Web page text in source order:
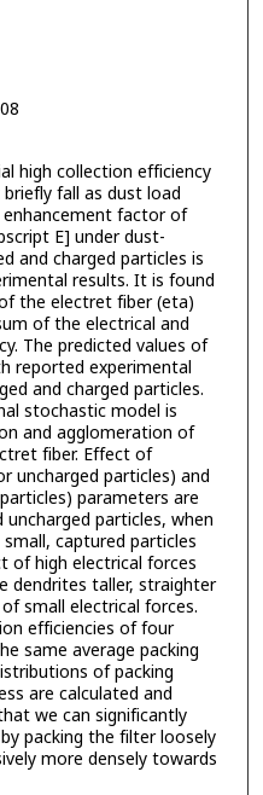
high collection efficiency
fall as dust load
enhancement factor of
E] under dust-
and charged particles is
results. It is found
the electret fiber (eta)
of the electrical and
The predicted values of
reported experimental
and charged particles.
stochastic model is
and agglomeration of
fiber. Effect of
uncharged particles) and
parameters are
particles, when
captured particles
of high electrical forces
dendrites taller, straighter
small electrical forces.
efficiencies of four
same average packing
of packing
are calculated and
we can significantly
packing the filter loosely
more densely towards